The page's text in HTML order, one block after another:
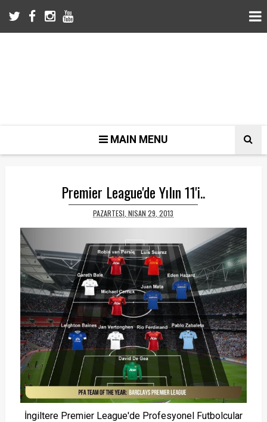
MAIN MENU
Premier League'de Yılın 11'i..
PAZARTESI, NISAN 29, 2013
İngiltere Premier League'de Profesyonel Futbolcular